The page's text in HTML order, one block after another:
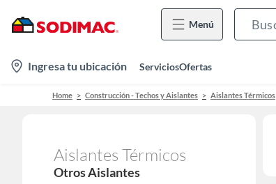
Menú
location-
icon
Ingresa tu ubicación ServiciosOfertas
Home Construcción - Techos y Aislantes Aislantes Térmicos
Aislantes Térmicos
Otros Aislantes